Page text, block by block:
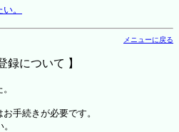
。
メニューに戻る
録について 】
手続きが必要です。